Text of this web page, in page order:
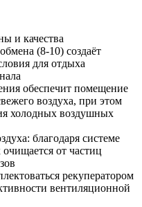
и качества
(8-10) создаёт
для отдыха
обеспечит помещение
воздуха, при этом
холодных воздушных
благодаря системе
от частиц
рекуператором
вентиляционной